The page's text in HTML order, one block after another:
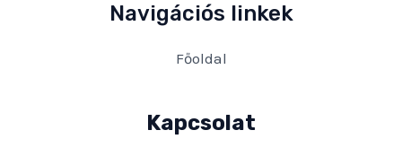
Navigációs linkek
Főoldal
Kapcsolat